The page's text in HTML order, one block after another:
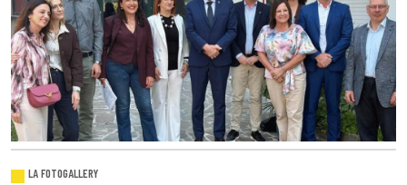
LA FOTOGALLERY